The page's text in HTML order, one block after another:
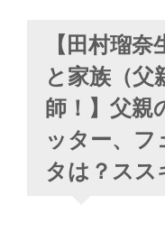
【田村瑠
と家族（父
師！】父親
ッター、フ
タは？スス